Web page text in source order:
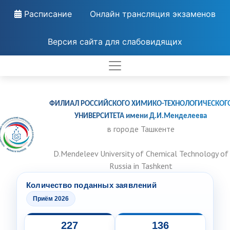
Расписание Онлайн трансляция экзаменов
Версия сайта для слабовидящих
ФИЛИАЛ РОССИЙСКОГО ХИМИКО-
УНИВЕРСИТЕТА имени Д.И.Менделеева
в городе Ташкенте
D.Mendeleev University of Chemical Technology of
Russia in Tashkent
Количество поданных заявлений
Приём 2026
227 136